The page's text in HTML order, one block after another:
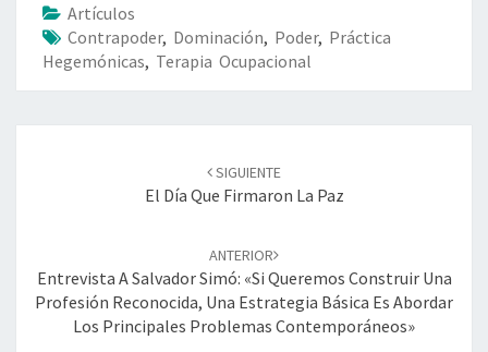
Artículos
Contrapoder, Dominación, Poder, Práctica
Hegemónicas, Terapia Ocupacional
SIGUIENTE
El Día Que Firmaron La Paz
ANTERIOR
Entrevista A Salvador Simó: «Si Queremos Construir Una
Profesión Reconocida, Una Estrategia Básica Es Abordar
Los Principales Problemas Contemporáneos»